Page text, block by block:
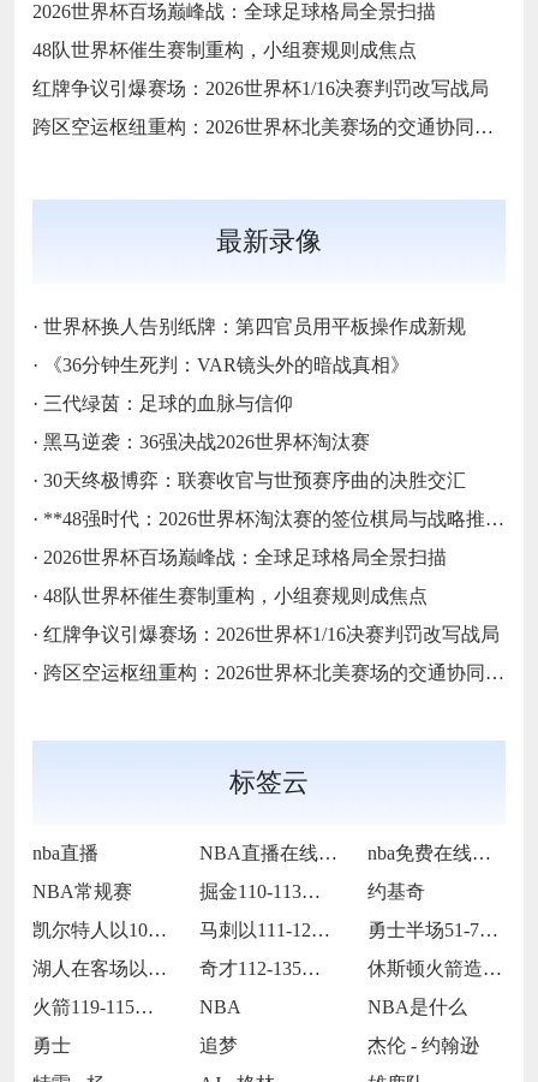
2026世界杯百场巅峰战：全球足球格局全景扫描
48队世界杯催生赛制重构，小组赛规则成焦点
红牌争议引爆赛场：2026世界杯1/16决赛判罚改写战局
跨区空运枢纽重构：2026世界杯北美赛场的交通协同与效能优化方案
最新录像
· 世界杯换人告别纸牌：第四官员用平板操作成新规
·
《36分钟生死判：VAR镜头外的暗战真相》
· 三代绿茵：足球的血脉与信仰
· 黑马逆袭：36强决战2026世界杯淘汰赛
· 30天终极博弈：联赛收官与世预赛序曲的决胜交汇
· **48强时代：2026世界杯淘汰赛的签位棋局与战略推演**
· 2026世界杯百场巅峰战：全球足球格局全景扫描
· 48队世界杯催生赛制重构，小组赛规则成焦点
· 红牌争议引爆赛场：2026世界杯1/16决赛判罚改写战局
· 跨区空运枢纽重构：2026世界杯北美赛场的交通协同与效能优化方案
标签云
nba直播 NBA直播在线观看
nba免费在线高清直播
NBA常规赛
掘金110-113不敌马刺
约基奇
凯尔特人以109-86战胜火箭
马刺以111-122不敌掘金
勇士半场51-75落后国王24分
湖人在客场以115-119惜败火箭
奇才112-135不敌火箭
休斯顿火箭造访客场以119-115险胜孟
火箭119-115战胜灰熊
NBA
NBA是什么
勇士
追梦
杰伦 - 约翰逊